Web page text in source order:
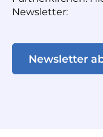
Newsletter:
Newsletter